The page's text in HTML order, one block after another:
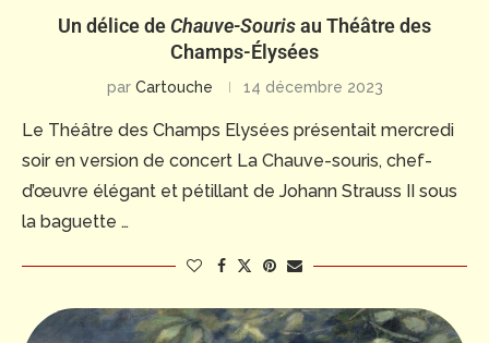
Un délice deChauve-Sourisau Théâtre des
Champs-Élysées
par Cartouche 14 décembre 2023
Le Théâtre des Champs Elysées présentait mercredi
soir en version de concert La Chauve-souris, chef-
d’œuvre élégant et pétillant de Johann Strauss II sous
la baguette …